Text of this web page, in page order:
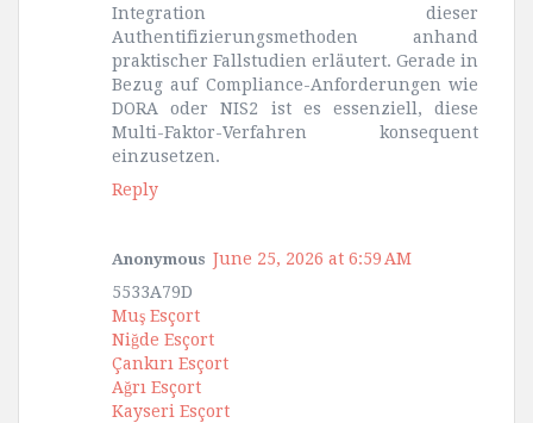
Integration dieser
Authentifizierungsmethoden anhand
praktischer Fallstudien erläutert. Gerade in
Bezug auf Compliance-Anforderungen wie
DORA oder NIS2 ist es essenziell, diese
Multi-Faktor-Verfahren konsequent
einzusetzen.
Reply
Anonymous June 25, 2026 at 6:59 AM
5533A79D
Muş Esçort
Niğde Esçort
Çankırı Esçort
Ağrı Esçort
Kayseri Esçort